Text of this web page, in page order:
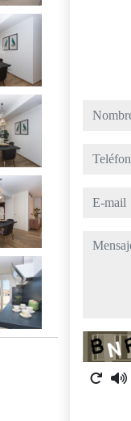
nombre
teléfono
e-mail
mensaje
Captcha